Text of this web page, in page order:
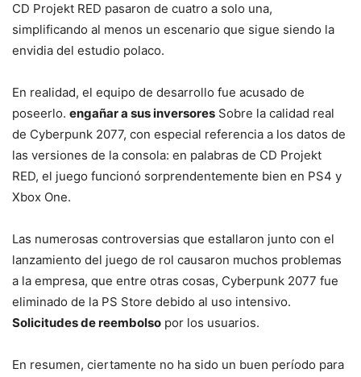
CD Projekt RED pasaron de cuatro a solo una,
simplificando al menos un escenario que sigue siendo la
envidia del estudio polaco.
En realidad, el equipo de desarrollo fue acusado de
poseerlo. engañar a sus inversores Sobre la calidad real
de Cyberpunk 2077, con especial referencia a los datos de
las versiones de la consola: en palabras de CD Projekt
RED, el juego funcionó sorprendentemente bien en PS4 y
Xbox One.
Las numerosas controversias que estallaron junto con el
lanzamiento del juego de rol causaron muchos problemas
a la empresa, que entre otras cosas, Cyberpunk 2077 fue
eliminado de la PS Store debido al uso intensivo.
Solicitudes de reembolso por los usuarios.
En resumen, ciertamente no ha sido un buen período para